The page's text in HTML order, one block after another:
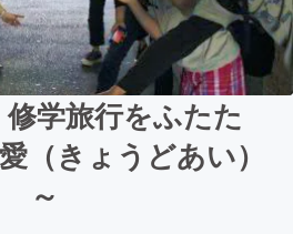
学旅行をふたた
きょうどあい）
～